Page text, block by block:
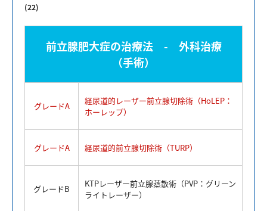
(22)
前立腺肥大症の治療法 - 外科治療
（手術）
グレードA
経尿道的レーザー前立腺切除術（HoLEP：
ホーレップ）
グレードA 経尿道的前立腺切除術（TURP）
グレードB
KTPレーザー前立腺蒸散術（PVP：グリーン
ライトレーザー）